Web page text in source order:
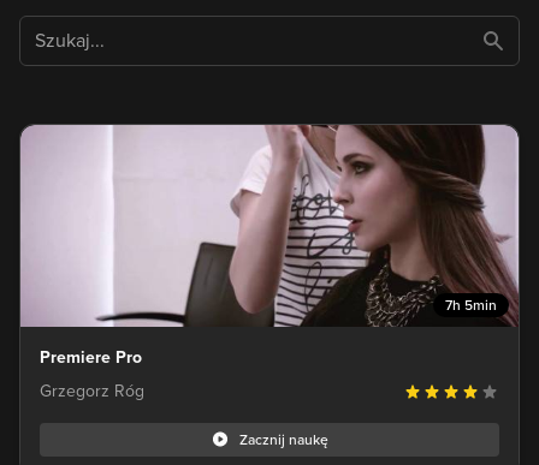
7h 5min
Premiere Pro
Grzegorz Róg
Zacznij naukę